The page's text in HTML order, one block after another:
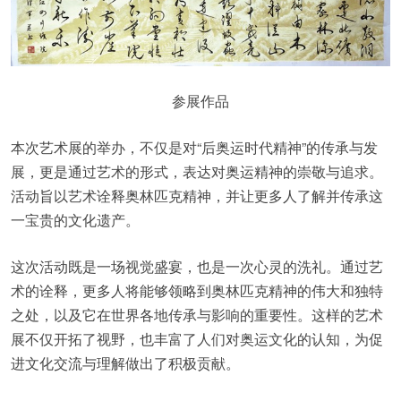
参展作品
本次艺术展的举办，不仅是对“后奥运时代精神”的传承与发
展，更是通过艺术的形式，表达对奥运精神的崇敬与追求。
活动旨以艺术诠释奥林匹克精神，并让更多人了解并传承这
一宝贵的文化遗产。
这次活动既是一场视觉盛宴，也是一次心灵的洗礼。通过艺
术的诠释，更多人将能够领略到奥林匹克精神的伟大和独特
之处，以及它在世界各地传承与影响的重要性。这样的艺术
展不仅开拓了视野，也丰富了人们对奥运文化的认知，为促
进文化交流与理解做出了积极贡献。